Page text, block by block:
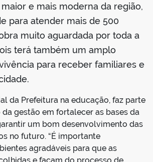
e mais moderna da região,
para atender mais de 500
muito aguardada por toda a
terá também um amplo
para receber familiares e
da Prefeitura na educação, faz parte
gestão em fortalecer as bases da
um bom desenvolvimento das
no futuro. “É importante
agradáveis para que as